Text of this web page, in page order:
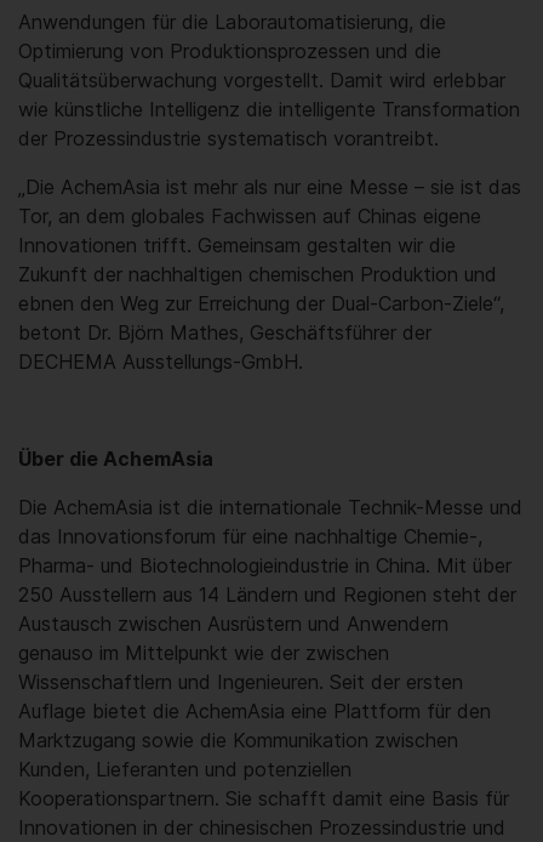
Anwendungen für die Laborautomatisierung, die
Optimierung von Produktionsprozessen und die
Qualitätsüberwachung vorgestellt. Damit wird erlebbar
wie künstliche Intelligenz die intelligente Transformation
der Prozessindustrie systematisch vorantreibt.
„Die AchemAsia ist mehr als nur eine Messe – sie ist das
Tor, an dem globales Fachwissen auf Chinas eigene
Innovationen trifft. Gemeinsam gestalten wir die
Zukunft der nachhaltigen chemischen Produktion und
ebnen den Weg zur Erreichung der Dual-Carbon-Ziele“,
betont Dr. Björn Mathes, Geschäftsführer der
DECHEMA Ausstellungs-GmbH.
Über die AchemAsia
Die AchemAsia ist die internationale Technik-Messe und
das Innovationsforum für eine nachhaltige Chemie-,
Pharma- und Biotechnologieindustrie in China. Mit über
250 Ausstellern aus 14 Ländern und Regionen steht der
Austausch zwischen Ausrüstern und Anwendern
genauso im Mittelpunkt wie der zwischen
Wissenschaftlern und Ingenieuren. Seit der ersten
Auflage bietet die AchemAsia eine Plattform für den
Marktzugang sowie die Kommunikation zwischen
Kunden, Lieferanten und potenziellen
Kooperationspartnern. Sie schafft damit eine Basis für
Innovationen in der chinesischen Prozessindustrie und